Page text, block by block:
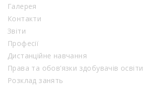
Галерея
Контакти
Звіти
Професії
Дистанційне навчання
Права та обов’язки здобувачів освіти
Розклад занять